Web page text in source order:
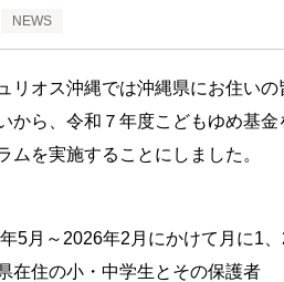
NEWS
リオス沖縄では沖縄県にお住い
から、令和７年度こどもゆめ基
ムを実施することにしました。
5月～2026年2月にかけて月に1
在住の小・中学生とその保護者